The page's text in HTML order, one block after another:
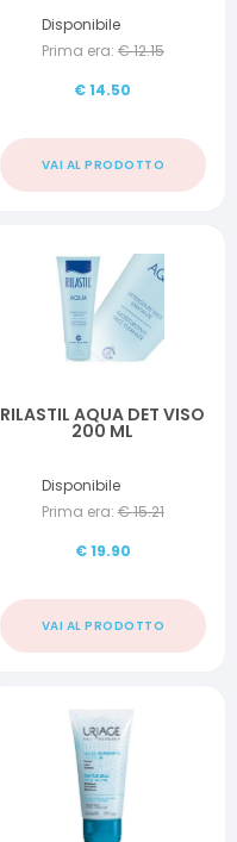
Disponibile
Prima era: €12.15
€14.50
VAI AL PRODOTTO
RILASTIL AQUA DET VISO
200 ML
Disponibile
Prima era: €15.21
€19.90
VAI AL PRODOTTO